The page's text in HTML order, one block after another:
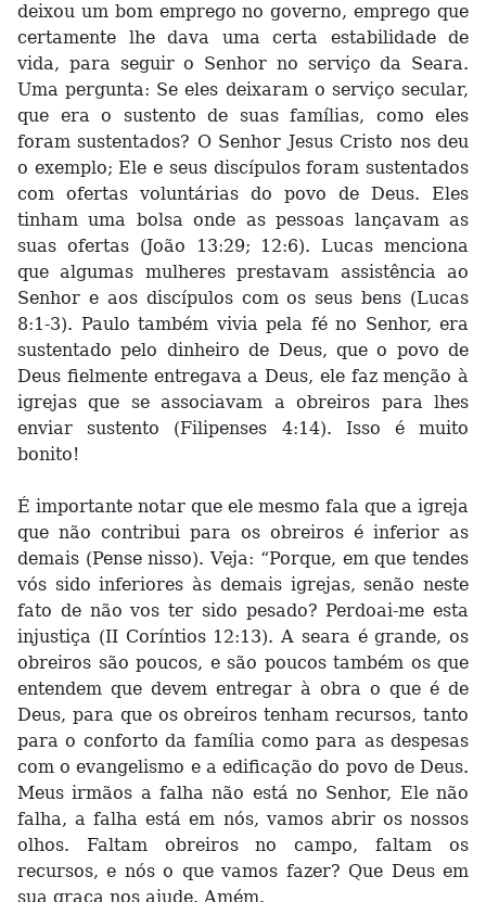
deixou um bom emprego no governo, emprego que
certamente lhe dava uma certa estabilidade de
vida, para seguir o Senhor no serviço da Seara.
Uma pergunta: Se eles deixaram o serviço secular,
que era o sustento de suas famílias, como eles
foram sustentados? O Senhor Jesus Cristo nos deu
o exemplo; Ele e seus discípulos foram sustentados
com ofertas voluntárias do povo de Deus. Eles
tinham uma bolsa onde as pessoas lançavam as
suas ofertas (João 13:29; 12:6). Lucas menciona
que algumas mulheres prestavam assistência ao
Senhor e aos discípulos com os seus bens (Lucas
8:1-3). Paulo também vivia pela fé no Senhor, era
sustentado pelo dinheiro de Deus, que o povo de
Deus fielmente entregava a Deus, ele faz menção à
igrejas que se associavam a obreiros para lhes
enviar sustento (Filipenses 4:14). Isso é muito
bonito!
É importante notar que ele mesmo fala que a igreja
que não contribui para os obreiros é inferior as
demais (Pense nisso). Veja: “Porque, em que tendes
vós sido inferiores às demais igrejas, senão neste
fato de não vos ter sido pesado? Perdoai-me esta
injustiça (II Coríntios 12:13). A seara é grande, os
obreiros são poucos, e são poucos também os que
entendem que devem entregar à obra o que é de
Deus, para que os obreiros tenham recursos, tanto
para o conforto da família como para as despesas
com o evangelismo e a edificação do povo de Deus.
Meus irmãos a falha não está no Senhor, Ele não
falha, a falha está em nós, vamos abrir os nossos
olhos. Faltam obreiros no campo, faltam os
recursos, e nós o que vamos fazer? Que Deus em
sua graça nos ajude. Amém.